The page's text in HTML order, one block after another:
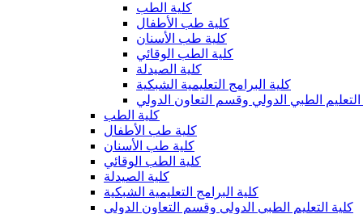
كلية الطب
كلية طب الأطفال
كلية طب الأسنان
كلية الطب الوقائي
كلية الصيدلة
كلية البرامج التعليمية الشبكية
التعليم الطبي الدولي وقسم التعاون الدولي
كلية الطب
كلية طب الأطفال
كلية طب الأسنان
كلية الطب الوقائي
كلية الصيدلة
كلية البرامج التعليمية الشبكية
كلية التعليم الطبي الدولي وقسم التعاون الدولي